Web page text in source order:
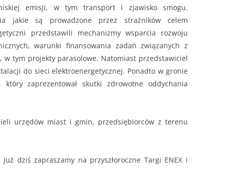
emisji, w tym transport i zjawisko smogu.
jakie są prowadzone przez strażników celem
przedstawili mechanizmy wsparcia rozwoju
warunki finansowania zadań związanych z
tym projekty parasolowe. Natomiast przedstawiciel
do sieci elektroenergetycznej. Ponadto w gronie
zaprezentował skutki zdrowotne oddychania
urzędów miast i gmin, przedsiębiorców z terenu
dziś zapraszamy na przyszłoroczne Targi ENEX i